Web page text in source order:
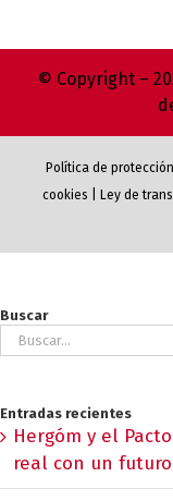
© Copyright –
Política de
cookies
Ley de
Buscar
Buscar:
Entradas recientes
Hergóm y el
real con un